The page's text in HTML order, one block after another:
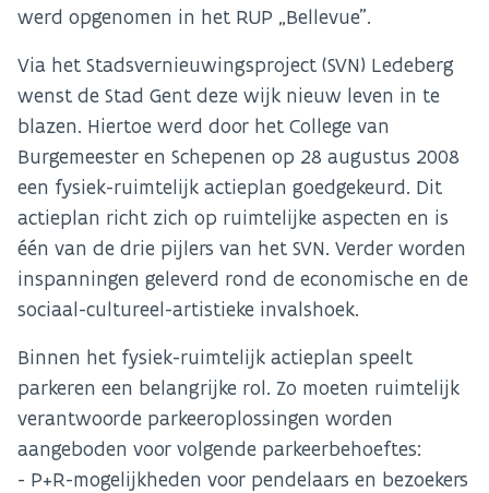
werd opgenomen in het RUP „Bellevue”.
Via het Stadsvernieuwingsproject (SVN) Ledeberg
wenst de Stad Gent deze wijk nieuw leven in te
blazen. Hiertoe werd door het College van
Burgemeester en Schepenen op 28 augustus 2008
een fysiek-ruimtelijk actieplan goedgekeurd. Dit
actieplan richt zich op ruimtelijke aspecten en is
één van de drie pijlers van het SVN. Verder worden
inspanningen geleverd rond de economische en de
sociaal-cultureel-artistieke invalshoek.
Binnen het fysiek-ruimtelijk actieplan speelt
parkeren een belangrijke rol. Zo moeten ruimtelijk
verantwoorde parkeeroplossingen worden
aangeboden voor volgende parkeerbehoeftes:
- P+R-mogelijkheden voor pendelaars en bezoekers